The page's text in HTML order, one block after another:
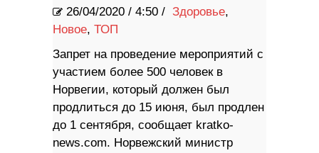
26/04/2020 / 4:50 / Здоровье,
Новое, ТОП
Запрет на проведение мероприятий с
участием более 500 человек в
Норвегии, который должен был
продлиться до 15 июня, был продлен
до 1 сентября, сообщает kratko-
news.com. Норвежский министр